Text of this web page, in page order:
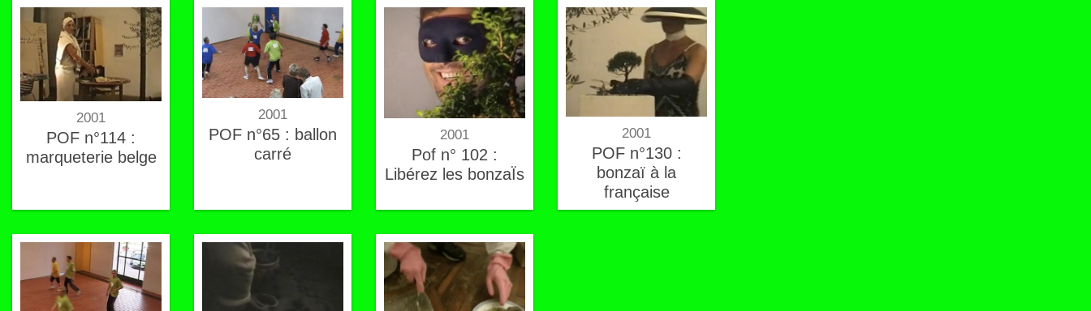
2001
POF n°114 :
marqueterie belge
2001
POF n°65 : ballon
carré
2001
Pof n° 102 :
Libérez les bonzaÏs
2001
POF n°130 :
bonzaï à la
française